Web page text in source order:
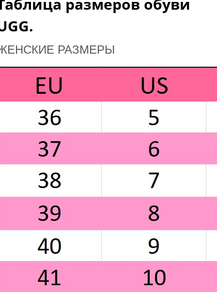
размеров обуви
РАЗМЕРЫ